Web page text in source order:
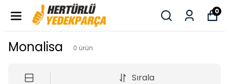
0
Monalisa 0 ürün
Sırala